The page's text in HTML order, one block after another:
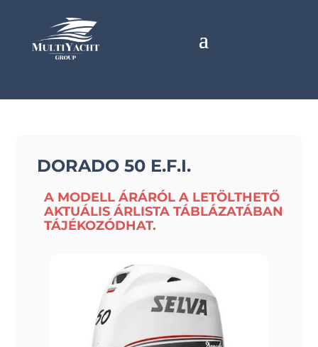
DORADO 50 E.F.I.
A MODELL ÁRÁRÓL A LETÖLTHETŐ
AKTUÁLIS ÁRLISTA TÁBLÁZATÁBAN
TÁJÉKOZÓDHAT.